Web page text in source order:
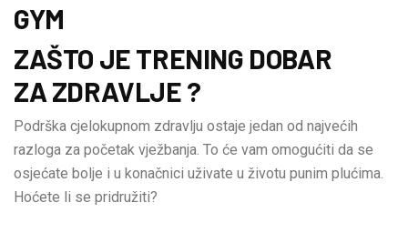
GYM
ZAŠTO JE TRENING DOBAR
ZA ZDRAVLJE ?
Podrška cjelokupnom zdravlju ostaje jedan od najvećih
razloga za početak vježbanja. To će vam omogućiti da se
osjećate bolje i u konačnici uživate u životu punim plućima.
Hoćete li se pridružiti?